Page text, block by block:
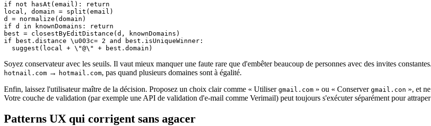
if not hasAt(email): return
local, domain = split(email)
d = normalize(domain)
if d in knownDomains: return
best = closestByEditDistance(d, knownDomains)
if best.distance \u003c= 2 and best.isUniqueWinner:
Soyez conservateur avec les seuils. Il vaut mieux manquer une faute rare que d'embêter beaucoup de personnes avec des invites
hotnail.com → hotmail.com, pas quand plusieurs domaines sont à égalité.
Enfin, laissez l'utilisateur maître de la décision. Proposez un choix clair comme « Utiliser gmail.com » ou « Conserver gmail.con », et
Votre couche de validation (par exemple une API de validation d'e‑mail comme Verimail) peut toujours s'exécuter séparément pour
Patterns UX qui corrigent sans agacer